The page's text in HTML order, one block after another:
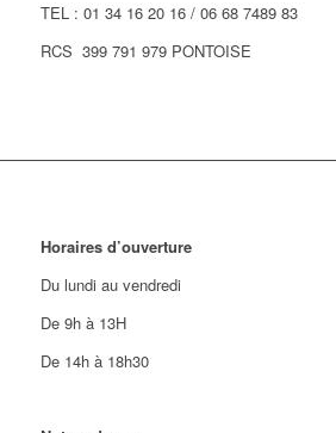
TEL : 01 34 16 20 16 / 06 68 7489 83
RCS 399 791 979 PONTOISE
Horaires d’ouverture
Du lundi au vendredi
De 9h à 13H
De 14h à 18h30